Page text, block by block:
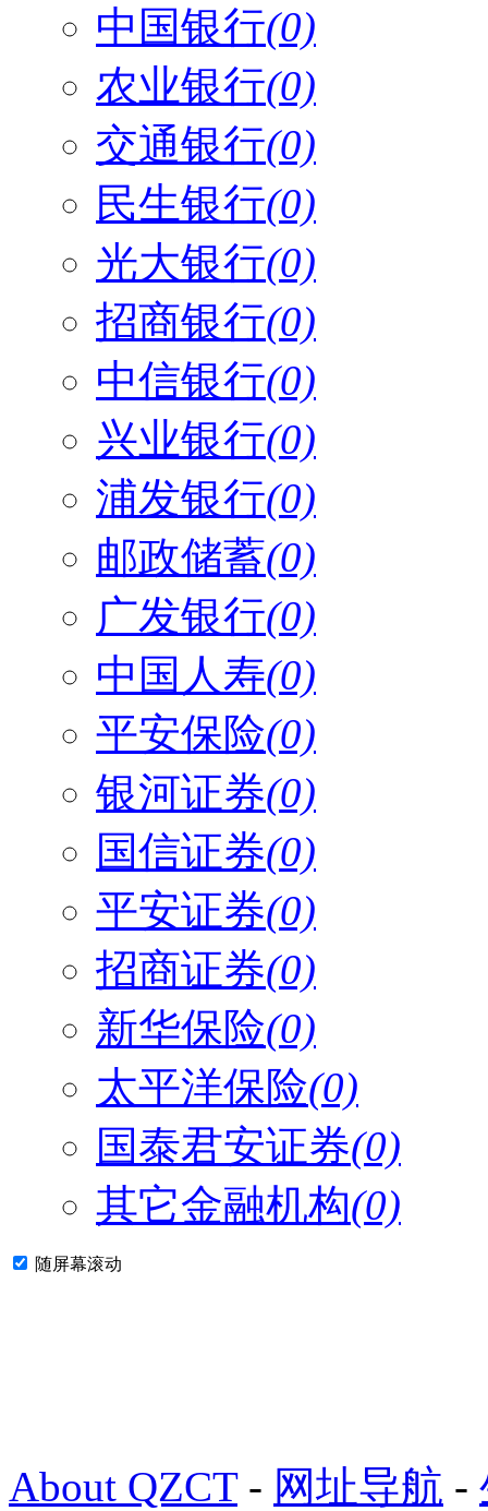
中国银行(0)
农业银行(0)
交通银行(0)
民生银行(0)
光大银行(0)
招商银行(0)
中信银行(0)
兴业银行(0)
浦发银行(0)
邮政储蓄(0)
广发银行(0)
中国人寿(0)
平安保险(0)
银河证券(0)
国信证券(0)
平安证券(0)
招商证券(0)
新华保险(0)
太平洋保险(0)
国泰君安证券(0)
其它金融机构(0)
随屏幕滚动
About QZCT- 网址导航 -